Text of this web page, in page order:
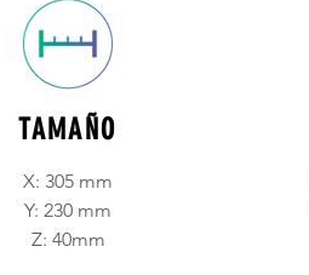
TAMAÑO
X: 305 mm
Y: 230 mm
Z: 40mm